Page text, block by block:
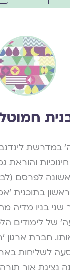
במדרשת
חינוכיות
לפרסם
בתוכנית
שני בניו מדיה
של לימודים
חברת ארגון
לשליחות
נציגת אור